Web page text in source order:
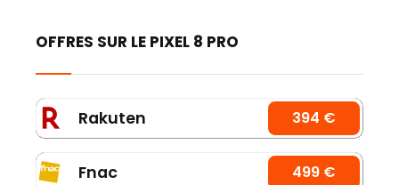
OFFRES SUR LE PIXEL 8 PRO
Rakuten 394 €
Fnac 499 €